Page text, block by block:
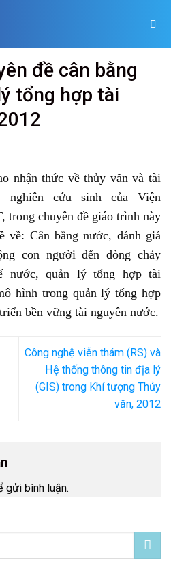
đề cân bằng
tổng hợp tài
nhận thức về thủy văn và tài
nghiên cứu sinh của Viện
chuyên đề giáo trình này
về: Cân bằng nước, đánh giá
con người đến dòng chảy
nước, quản lý tổng hợp tài
hình trong quản lý tổng hợp
bền vững tài nguyên nước.
Công nghệ viễn thám (RS) và
Hệ thống thông tin địa lý
(GIS) trong Khí tượng Thủy
văn, 2012
gửi bình luận.